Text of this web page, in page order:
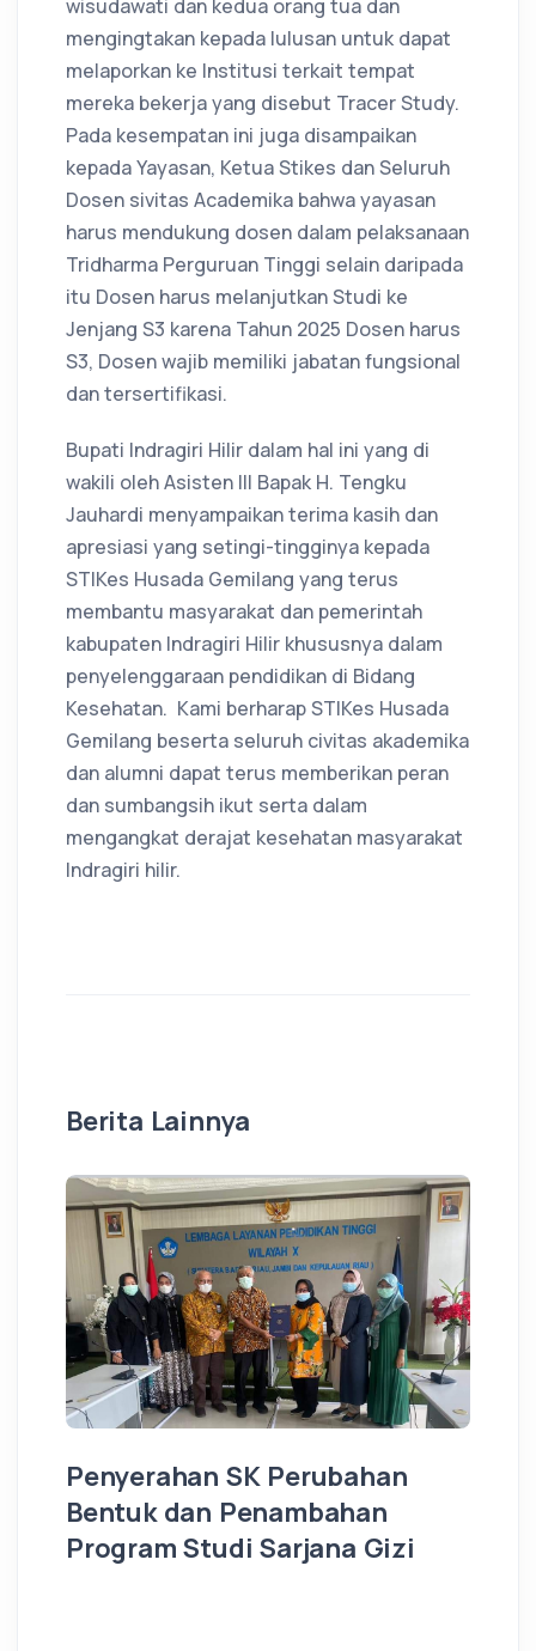
wisudawati dan kedua orang tua dan
mengingtakan kepada lulusan untuk dapat
melaporkan ke Institusi terkait tempat
mereka bekerja yang disebut Tracer Study.
Pada kesempatan ini juga disampaikan
kepada Yayasan, Ketua Stikes dan Seluruh
Dosen sivitas Academika bahwa yayasan
harus mendukung dosen dalam pelaksanaan
Tridharma Perguruan Tinggi selain daripada
itu Dosen harus melanjutkan Studi ke
Jenjang S3 karena Tahun 2025 Dosen harus
S3, Dosen wajib memiliki jabatan fungsional
dan tersertifikasi.
Bupati Indragiri Hilir dalam hal ini yang di
wakili oleh Asisten III Bapak H. Tengku
Jauhardi menyampaikan terima kasih dan
apresiasi yang setingi-tingginya kepada
STIKes Husada Gemilang yang terus
membantu masyarakat dan pemerintah
kabupaten Indragiri Hilir khususnya dalam
penyelenggaraan pendidikan di Bidang
Kesehatan. Kami berharap STIKes Husada
Gemilang beserta seluruh civitas akademika
dan alumni dapat terus memberikan peran
dan sumbangsih ikut serta dalam
mengangkat derajat kesehatan masyarakat
Indragiri hilir.
Berita Lainnya
Penyerahan SK Perubahan
Bentuk dan Penambahan
Program Studi Sarjana Gizi